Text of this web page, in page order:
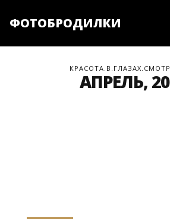
ФОТОБРОДИЛКИ
АПРЕЛЬ,